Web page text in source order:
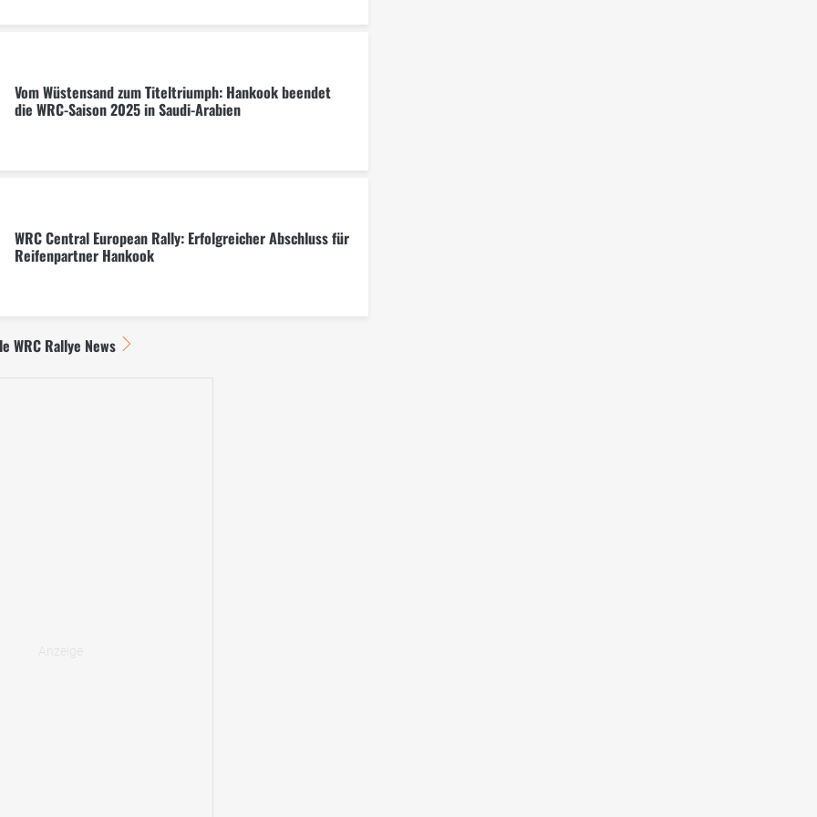
Vom Wüstensand zum Titeltriumph: Hankook beendet
die WRC-Saison 2025 in Saudi-Arabien
WRC Central European Rally: Erfolgreicher Abschluss für
Reifenpartner Hankook
WRC Rallye News